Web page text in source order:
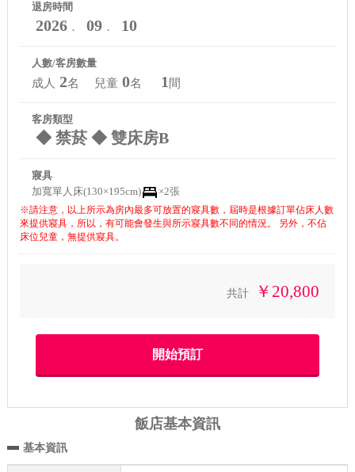
退房時間
2026． 09． 10
人數/客房數量
成人 2名 兒童 0名 1 間
客房類型
◆ 禁菸 ◆ 雙床房B
寢具
加寬單人床(130×195cm)
×2張
※請注意，以上所示為房內最多可放置的寢具數，屆時是根據訂單佔床人數
來提供寢具，所以，有可能會發生與所示寢具數不同的情況。 另外，不佔
床位兒童，無提供寢具。
共計 ￥20,800
飯店基本資訊
基本資訊